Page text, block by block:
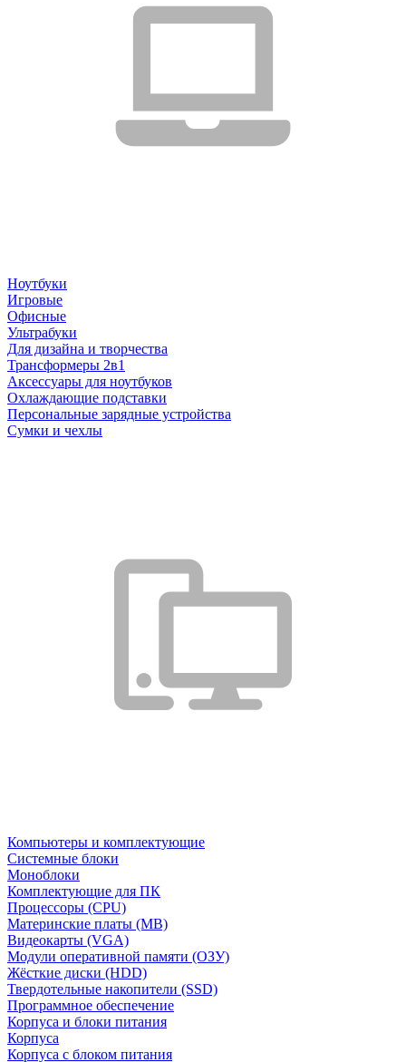
Ноутбуки
Игровые
Офисные
Ультрабуки
Для дизайна и творчества
Трансформеры 2в1
Аксессуары для ноутбуков
Охлаждающие подставки
Персональные зарядные устройства
Сумки и чехлы
Компьютеры и комплектующие
Системные блоки
Моноблоки
Комплектующие для ПК
Процессоры (CPU)
Материнские платы (MB)
Видеокарты (VGA)
Модули оперативной памяти (ОЗУ)
Жёсткие диски (HDD)
Твердотельные накопители (SSD)
Программное обеспечение
Корпуса и блоки питания
Корпуса
Корпуса с блоком питания